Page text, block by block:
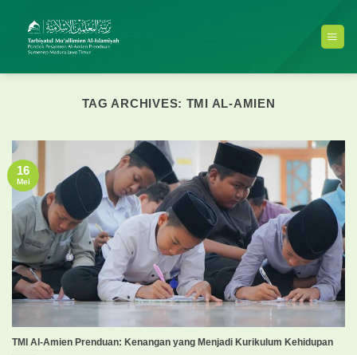
content
TAG ARCHIVES: TMI AL-AMIEN
TMI Al-Amien Prenduan: Kenangan yang Menjadi Kurikulum Kehidupan
16
Mei